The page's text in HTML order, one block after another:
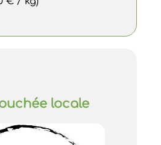
locale